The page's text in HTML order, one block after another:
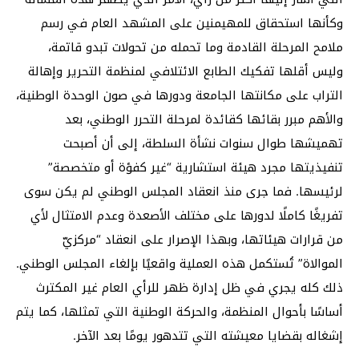
وكأنها استحقاق للمهيمنين على المشهد العام في رسم
ملامح المرحلة القادمة وما تحمله من تحولات تبدو قاتمة،
وليس أقلها تفكيك الطابع الائتلافي لمنظمة التحرير وإهالة
التراب على مكانتها الجامعة ودورها في صون الوحدة الوطنية،
والأهم مبرر بقائها كقائدة لمرحلة التحرر الوطني، بعد
تهميشها طوال سنوات نشأة السلطة، إلى أن أصبحت
تنفيذيتها مجرد هيئة استشارية “غير كفؤة أو متخصصة”
لرئيسها. فما جرى منذ انعقاد المجلس الوطني لم يكن سوى
تفريغًا كاملًا لدورها على مختلف الأصعدة وعدم الامتثال لأي
من قرارات هيئاتها، وبهذا الإصرار على انعقاد “مركزيّ
الموالاة” تُستكمل هذه العملية واقعيًا بإلغاء المجلس الوطني.
ذلك كله يجري في ظل إدارة ظهر للرأي العام غير المكترث
أساسًا بأحوال المنظمة، والحركة الوطنية التي تمثلها، كما يتم
إشغاله بقضايا معيشته التي تتدهور يومًا بعد الآخر.